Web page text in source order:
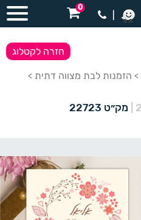
0
> הזמנות לבת מצווה דתית >
מק״ט 22723
חזרה לקטלוג